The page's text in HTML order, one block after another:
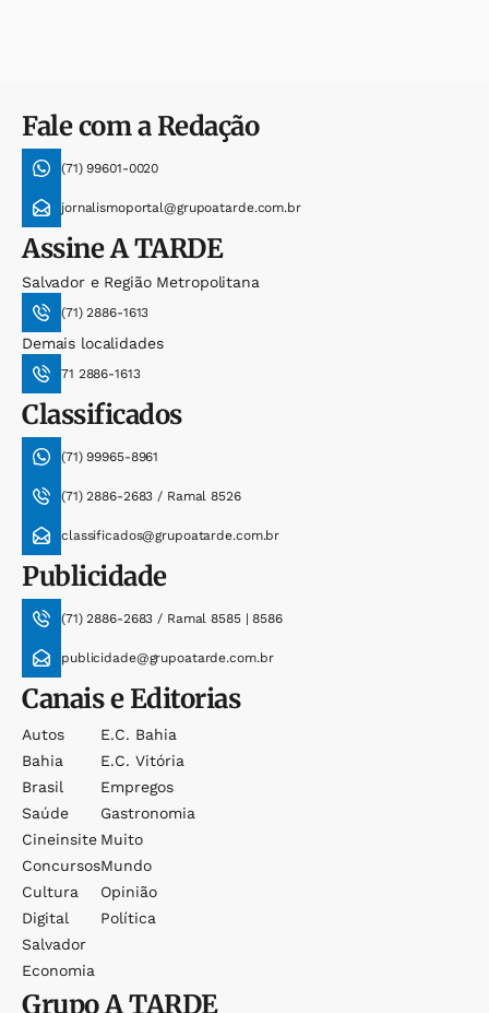
Fale com a Redação
(71) 99601-0020
jornalismoportal@grupoatarde.com.br
AssineA TARDE
Salvador e Região Metropolitana
(71) 2886-1613
Demais localidades
71 2886-1613
Classificados
(71) 99965-8961
(71) 2886-2683 / Ramal 8526
classificados@grupoatarde.com.br
Publicidade
(71) 2886-2683 / Ramal 8585 | 8586
publicidade@grupoatarde.com.br
Canais e Editorias
Autos
Bahia
Brasil
Saúde
Cineinsite
Concursos
Cultura
Digital
Salvador
Economia
E.c. Bahia
E.c. Vitória
Empregos
Gastronomia
Muito
Mundo
Opinião
Política
GrupoA TARDE